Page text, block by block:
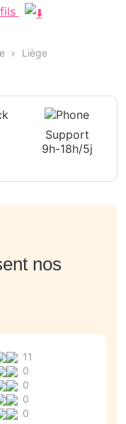
Liège
Support
9h-18h/5j
nos
11
0
0
0
0